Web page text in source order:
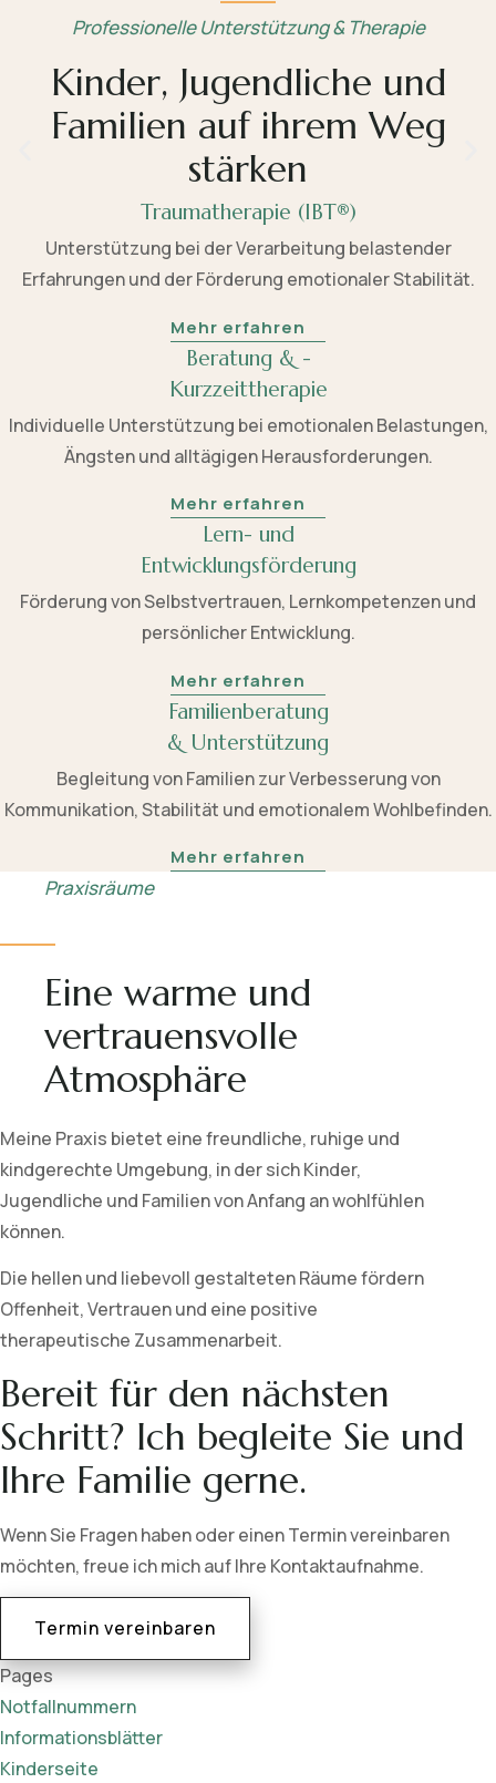
Professionelle Unterstützung & Therapie
Kinder, Jugendliche und
Familien auf ihrem Weg
stärken
Traumatherapie (IBT®)
Unterstützung bei der Verarbeitung belastender
Erfahrungen und der Förderung emotionaler Stabilität.
Mehr erfahren
Beratung & -
Kurzzeittherapie
Individuelle Unterstützung bei emotionalen Belastungen,
Ängsten und alltägigen Herausforderungen.
Mehr erfahren
Lern- und
Entwicklungsförderung
Förderung von Selbstvertrauen, Lernkompetenzen und
persönlicher Entwicklung.
Mehr erfahren
Familienberatung
& Unterstützung
Begleitung von Familien zur Verbesserung von
Kommunikation, Stabilität und emotionalem Wohlbefinden.
Mehr erfahren
Praxisräume
Eine warme und
vertrauensvolle
Atmosphäre
Meine Praxis bietet eine freundliche, ruhige und
kindgerechte Umgebung, in der sich Kinder,
Jugendliche und Familien von Anfang an wohlfühlen
können.
Die hellen und liebevoll gestalteten Räume fördern
Offenheit, Vertrauen und eine positive
therapeutische Zusammenarbeit.
Bereit für den nächsten
Schritt? Ich begleite Sie und
Ihre Familie gerne.
Wenn Sie Fragen haben oder einen Termin vereinbaren
möchten, freue ich mich auf Ihre Kontaktaufnahme.
Termin vereinbaren
Pages
Notfallnummern
Informationsblätter
Kinderseite